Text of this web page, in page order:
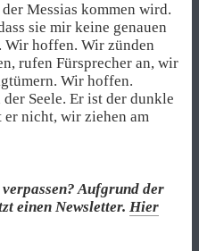
Messias kommen wird.
sie mir keine genauen
Wir hoffen. Wir zünden
rufen Fürsprecher an, wir
Wir hoffen.
Seele. Er ist der dunkle
nicht, wir ziehen am
Aufgrund der
einen Newsletter. Hier